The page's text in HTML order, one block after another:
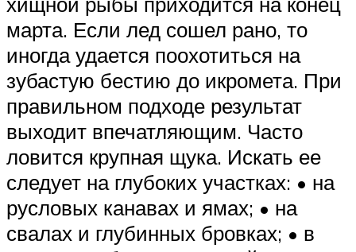
марта. Если лед сошел рано, то
иногда удается поохотиться на
зубастую бестию до икромета. При
правильном подходе результат
выходит впечатляющим. Часто
ловится крупная щука. Искать ее
следует на глубоких участках: • на
русловых канавах и ямах; • на
свалах и глубинных бровках; • в